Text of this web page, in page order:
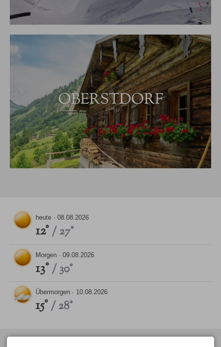
OBERSTDORF
heute · 08.08.2026
12°/ 27°
Morgen · 09.08.2026
13°/ 30°
Übermorgen · 10.08.2026
15°/ 28°